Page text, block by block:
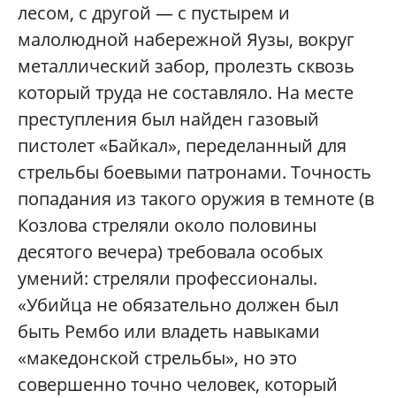
лесом, с другой — с пустырем и
малолюдной набережной Яузы, вокруг
металлический забор, пролезть сквозь
который труда не составляло. На месте
преступления был найден газовый
пистолет «Байкал», переделанный для
стрельбы боевыми патронами. Точность
попадания из такого оружия в темноте (в
Козлова стреляли около половины
десятого вечера) требовала особых
умений: стреляли профессионалы.
«Убийца не обязательно должен был
быть Рембо или владеть навыками
«македонской стрельбы», но это
совершенно точно человек, который